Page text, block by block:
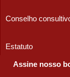
Conselho
Estatuto
Assine nosso